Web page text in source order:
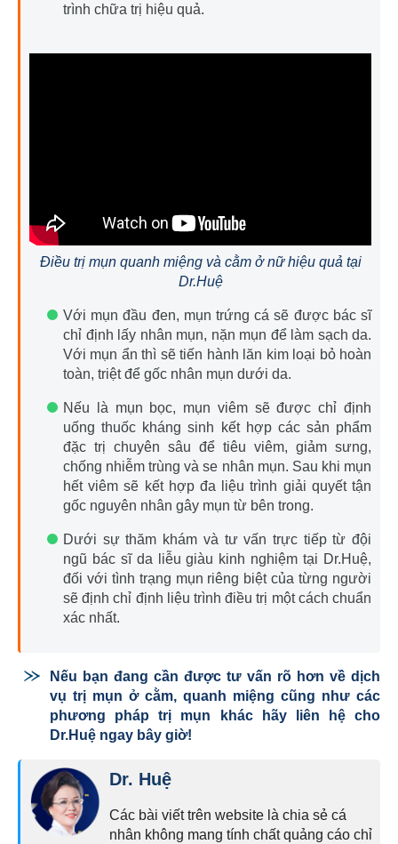
trình chữa trị hiệu quả.
Điều trị mụn quanh miệng và cằm ở nữ hiệu quả tại
Dr.Huệ
Với mụn đầu đen, mụn trứng cá sẽ được bác sĩ
chỉ định lấy nhân mụn, nặn mụn để làm sạch da.
Với mụn ẩn thì sẽ tiến hành lăn kim loại bỏ hoàn
toàn, triệt để gốc nhân mụn dưới da.
Nếu là mụn bọc, mụn viêm sẽ được chỉ định
uống thuốc kháng sinh kết hợp các sản phẩm
đặc trị chuyên sâu để tiêu viêm, giảm sưng,
chống nhiễm trùng và se nhân mụn. Sau khi mụn
hết viêm sẽ kết hợp đa liệu trình giải quyết tận
gốc nguyên nhân gây mụn từ bên trong.
Dưới sự thăm khám và tư vấn trực tiếp từ đội
ngũ bác sĩ da liễu giàu kinh nghiệm tại Dr.Huệ,
đối với tình trạng mụn riêng biệt của từng người
sẽ định chỉ định liệu trình điều trị một cách chuẩn
xác nhất.
Nếu bạn đang cần được tư vấn rõ hơn về dịch
vụ trị mụn ở cằm, quanh miệng cũng như các
phương pháp trị mụn khác hãy liên hệ cho
Dr.Huệ ngay bây giờ!
Dr. Huệ
Các bài viết trên website là chia sẻ cá
nhân không mang tính chất quảng cáo chỉ